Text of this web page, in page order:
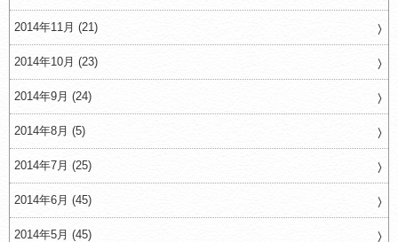
2014年11月 (21)
2014年10月 (23)
2014年9月 (24)
2014年8月 (5)
2014年7月 (25)
2014年6月 (45)
2014年5月 (45)